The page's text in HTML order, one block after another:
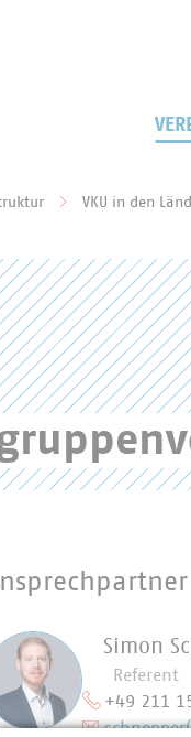
VKU in den
Simon
Referent
+49 211